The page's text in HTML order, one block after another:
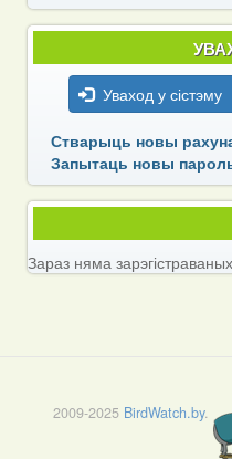
Уваход у сістэму
Стварыць новы
Запытаць новы
Зараз няма
2009-2025 BirdWatch.by.